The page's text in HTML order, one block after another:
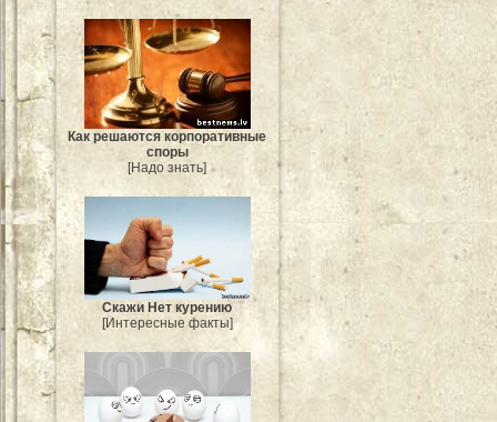
Как решаются корпоративные
споры
[Надо знать]
Скажи Нет курению
[Интересные факты]